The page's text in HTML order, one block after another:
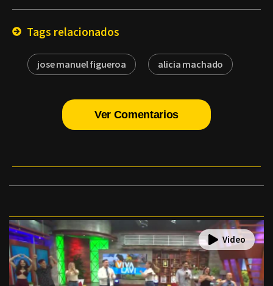
Tags relacionados
jose manuel figueroa alicia machado
Ver Comentarios